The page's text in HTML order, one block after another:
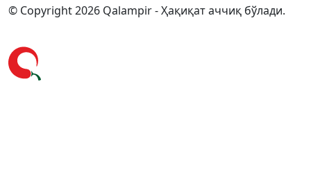
© Copyright 2026 Qalampir - Ҳақиқат аччиқ бўлади.